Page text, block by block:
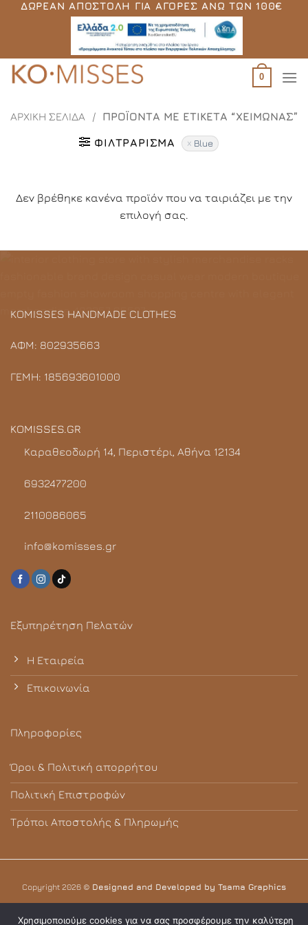
Μετάβαση
ΔΩΡΕΆΝ ΑΠΟΣΤΟΛΉ ΓΙΑ ΑΓΟΡΈΣ ΆΝΩ ΤΩΝ 100€
0
ΑΡΧΙΚΉ ΣΕΛΊΔΑ / ΠΡΟΪΌΝΤΑ ΜΕ ΕΤΙΚΈΤΑ “ΧΕΙΜΏΝΑΣ”
ΦΙΛΤΡΆΡΙΣΜΑ Blue
Δεν βρέθηκε κανένα προϊόν που να ταιριάζει με την
επιλογή σας.
KOMISSES HANDMADE CLOTHES
ΑΦΜ: 802935663
ΓΕΜΗ: 185693601000
Εξυπηρέτηση Πελατών
Η Εταιρεία
Επικοινωνία
Πληροφορίες
Όροι & Πολιτική απορρήτου
Πολιτική Επιστροφών
Τρόποι Αποστολής & Πληρωμής
KOMISSES.GR
Καραθεοδωρή 14, Περιστέρι, Αθήνα 12134
6932477200
2110086065
info@komisses.gr
Copyright 2026 © Designed and Developed by Tsama Graphics
Χρησιμοποιούμε cookies για να σας προσφέρουμε την καλύτερη